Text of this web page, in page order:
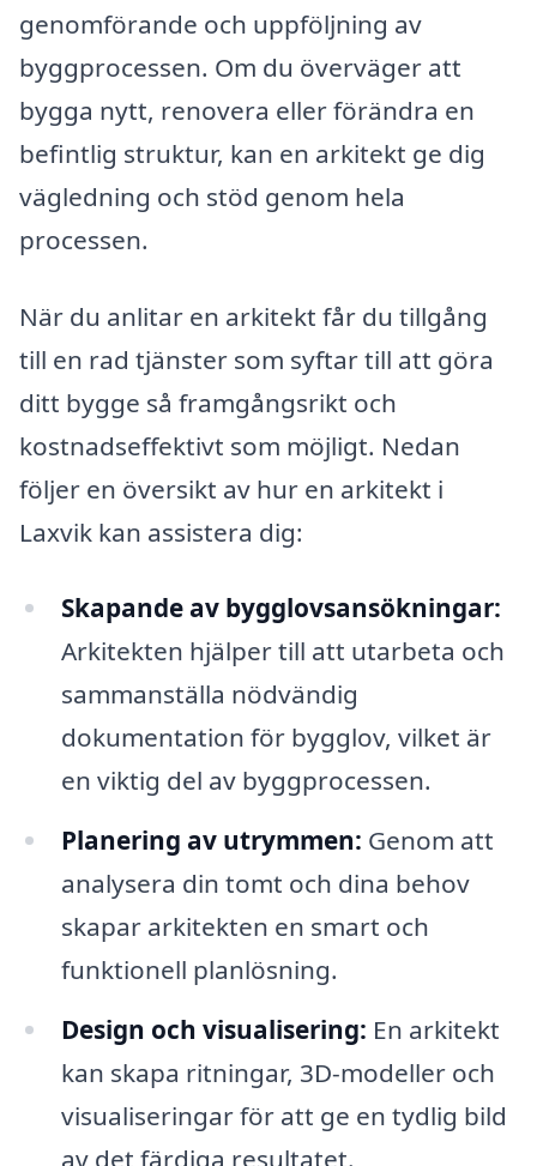
genomförande och uppföljning av
byggprocessen. Om du överväger att
bygga nytt, renovera eller förändra en
befintlig struktur, kan en arkitekt ge dig
vägledning och stöd genom hela
processen.
När du anlitar en arkitekt får du tillgång
till en rad tjänster som syftar till att göra
ditt bygge så framgångsrikt och
kostnadseffektivt som möjligt. Nedan
följer en översikt av hur en arkitekt i
Laxvik kan assistera dig:
Skapande av bygglovsansökningar:
Arkitekten hjälper till att utarbeta och
sammanställa nödvändig
dokumentation för bygglov, vilket är
en viktig del av byggprocessen.
Planering av utrymmen: Genom att
analysera din tomt och dina behov
skapar arkitekten en smart och
funktionell planlösning.
Design och visualisering: En arkitekt
kan skapa ritningar, 3D-modeller och
visualiseringar för att ge en tydlig bild
av det färdiga resultatet.